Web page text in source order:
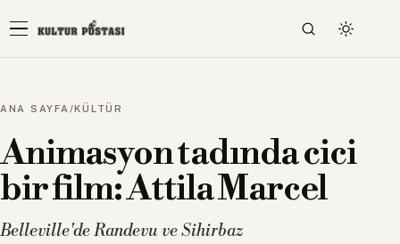
ANA SAYFA /KÜLTÜR
Animasyon tadında cici
bir film: Attila Marcel
Belleville'de Randevu ve Sihirbaz